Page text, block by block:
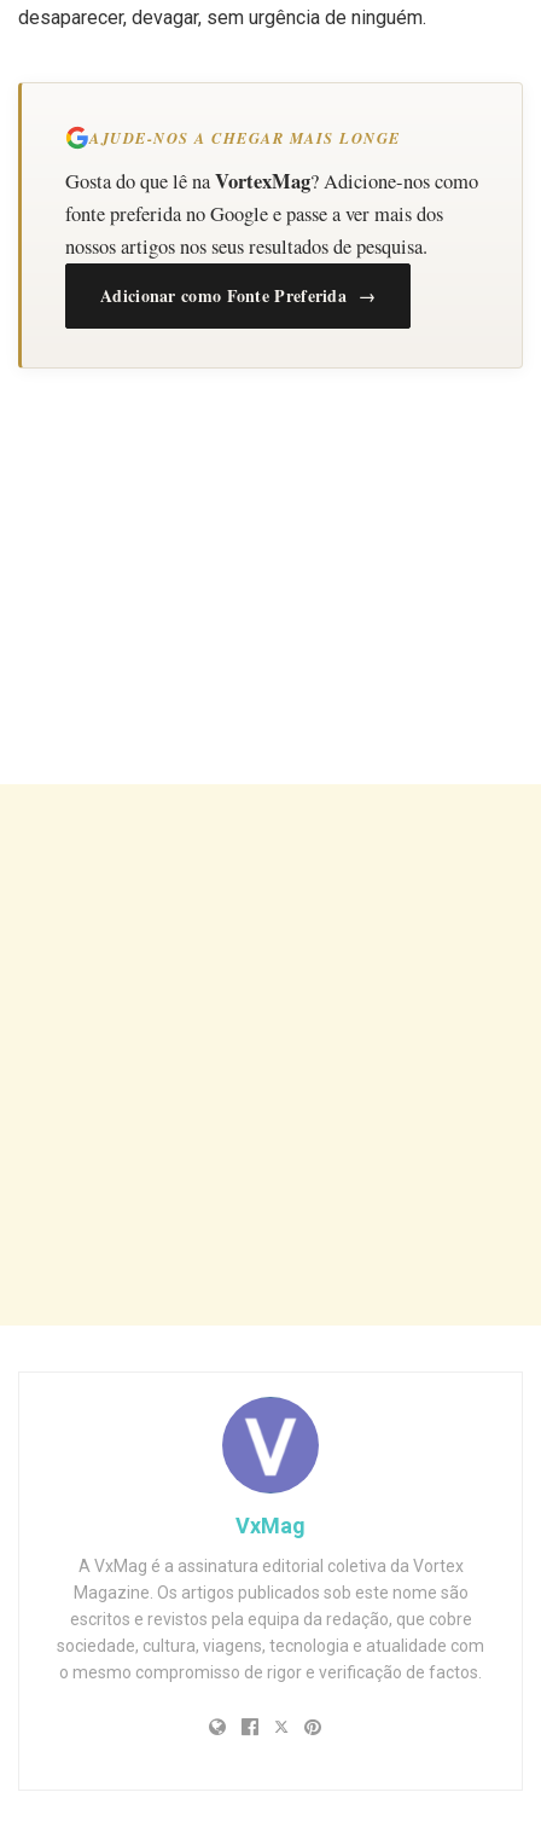
desaparecer, devagar, sem urgência de ninguém.
AJUDE-NOS A CHEGAR MAIS LONGE
Gosta do que lê naVortexMag? Adicione-nos como
fonte preferida no Google e passe a ver mais dos
nossos artigos nos seus resultados de pesquisa.
Adicionar como Fonte Preferida →
VxMag
A VxMag é a assinatura editorial coletiva da Vortex
Magazine. Os artigos publicados sob este nome são
escritos e revistos pela equipa da redação, que cobre
sociedade, cultura, viagens, tecnologia e atualidade com
o mesmo compromisso de rigor e verificação de factos.